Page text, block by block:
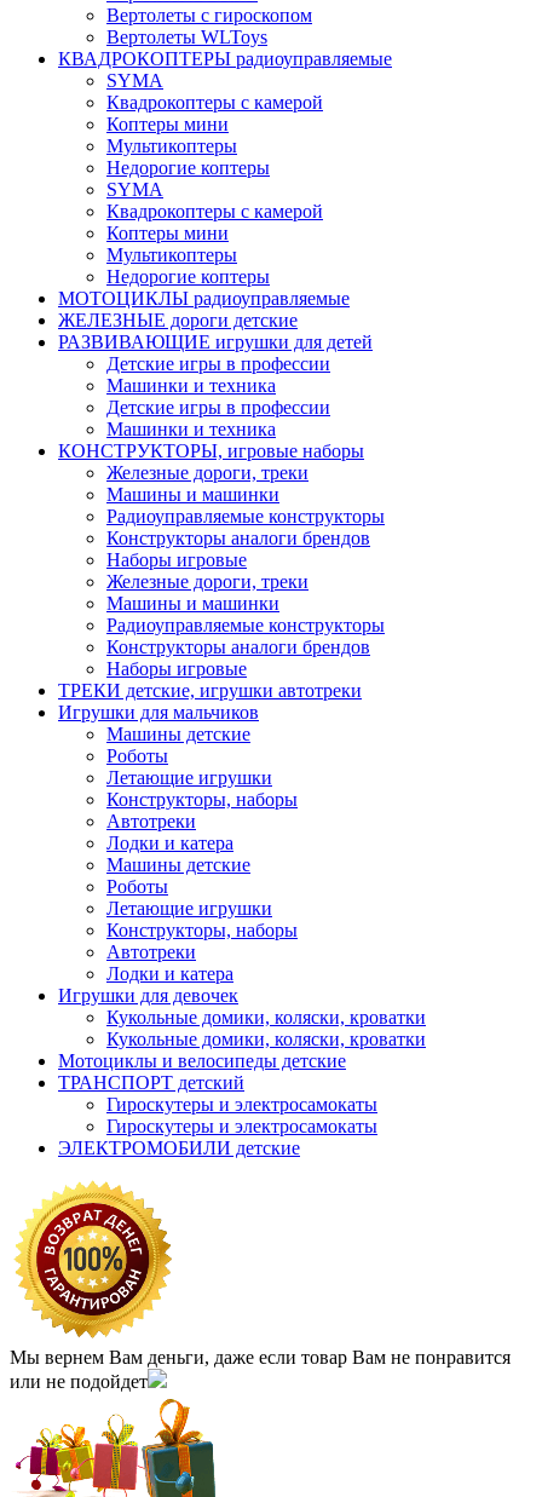
Вертолеты с гироскопом
Вертолеты WLToys
КВАДРОКОПТЕРЫ радиоуправляемые
SYMA
Квадрокоптеры с камерой
Коптеры мини
Мультикоптеры
Недорогие коптеры
SYMA
Квадрокоптеры с камерой
Коптеры мини
Мультикоптеры
Недорогие коптеры
МОТОЦИКЛЫ радиоуправляемые
ЖЕЛЕЗНЫЕ дороги детские
РАЗВИВАЮЩИЕ игрушки для детей
Детские игры в профессии
Машинки и техника
Детские игры в профессии
Машинки и техника
КОНСТРУКТОРЫ, игровые наборы
Железные дороги, треки
Машины и машинки
Радиоуправляемые конструкторы
Конструкторы аналоги брендов
Наборы игровые
Железные дороги, треки
Машины и машинки
Радиоуправляемые конструкторы
Конструкторы аналоги брендов
Наборы игровые
ТРЕКИ детские, игрушки автотреки
Игрушки для мальчиков
Машины детские
Роботы
Летающие игрушки
Конструкторы, наборы
Автотреки
Лодки и катера
Машины детские
Роботы
Летающие игрушки
Конструкторы, наборы
Автотреки
Лодки и катера
Игрушки для девочек
Кукольные домики, коляски, кроватки
Кукольные домики, коляски, кроватки
Мотоциклы и велосипеды детские
ТРАНСПОРТ детский
Гироскутеры и электросамокаты
Гироскутеры и электросамокаты
ЭЛЕКТРОМОБИЛИ детские
Мы вернем Вам деньги, даже если товар Вам не понравится
или не подойдет